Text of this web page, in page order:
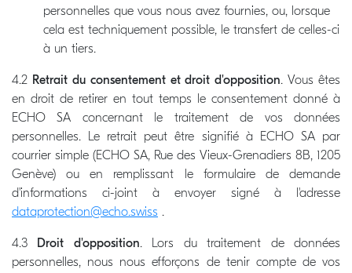
personnelles que vous nous avez fournies, ou, lorsque
cela est techniquement possible, le transfert de celles-ci
à un tiers.
4.2 Retrait du consentement et droit d'opposition. Vous êtes
en droit de retirer en tout temps le consentement donné à
ECHO SA concernant le traitement de vos données
personnelles. Le retrait peut être signifié à ECHO SA par
courrier simple (ECHO SA, Rue des Vieux-Grenadiers 8B, 1205
Genève) ou en remplissant le formulaire de demande
d'informations ci-joint à envoyer signé à l'adresse
dataprotection@echo.swiss .
4.3 Droit d'opposition. Lors du traitement de données
personnelles, nous nous efforçons de tenir compte de vos